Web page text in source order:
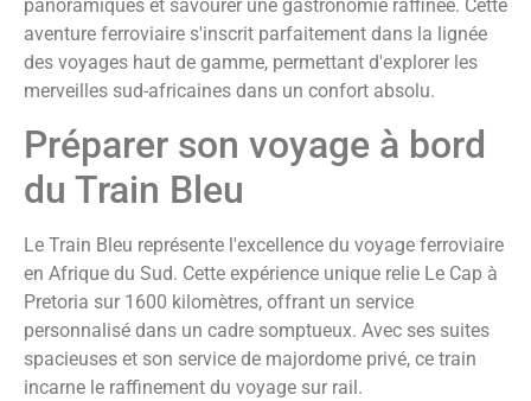
panoramiques et savourer une gastronomie raffinée. Cette
aventure ferroviaire s'inscrit parfaitement dans la lignée
des voyages haut de gamme, permettant d'explorer les
merveilles sud-africaines dans un confort absolu.
Préparer son voyage à bord
du Train Bleu
Le Train Bleu représente l'excellence du voyage ferroviaire
en Afrique du Sud. Cette expérience unique relie Le Cap à
Pretoria sur 1600 kilomètres, offrant un service
personnalisé dans un cadre somptueux. Avec ses suites
spacieuses et son service de majordome privé, ce train
incarne le raffinement du voyage sur rail.